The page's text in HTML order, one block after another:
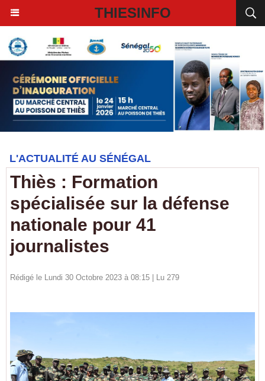
THIESINFO
L'ACTUALITÉ AU SÉNÉGAL
Thiès : Formation
spécialisée sur la défense
nationale pour 41
journalistes
Rédigé le Lundi 30 Octobre 2023 à 08:15 | Lu 279